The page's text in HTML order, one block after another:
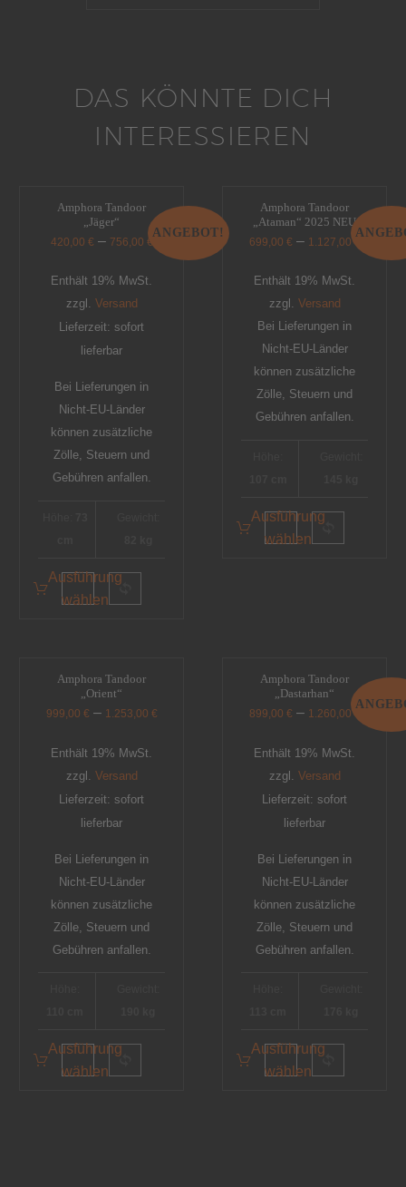
DAS KÖNNTE DICH
INTERESSIEREN
ANGEBOT!
Amphora Tandoor
„Jäger“
420,00 € – 756,00 €
Enthält 19% MwSt.
zzgl. Versand
Lieferzeit: sofort
lieferbar
Bei Lieferungen in
Nicht-EU-Länder
können zusätzliche
Zölle, Steuern und
Gebühren anfallen.
Ausführung
wählen
Amphora Tandoor
„Ataman“ 2025 NEU
699,00 € – 1.127,00€
Enthält 19% MwSt.
zzgl. Versand
Bei Lieferungen in
Nicht-EU-Länder
können zusätzliche
Zölle, Steuern und
Gebühren anfallen.
Ausführung
wählen
Amphora Tandoor
„Orient“
999,00 € – 1.253,00 €
Enthält 19% MwSt.
zzgl. Versand
Lieferzeit: sofort
lieferbar
Bei Lieferungen in
Nicht-EU-Länder
können zusätzliche
Zölle, Steuern und
Gebühren anfallen.
Ausführung
wählen
Amphora Tandoor
„Dastarhan“
899,00 € – 1.260,00€
Enthält 19% MwSt.
zzgl. Versand
Lieferzeit: sofort
lieferbar
Bei Lieferungen in
Nicht-EU-Länder
können zusätzliche
Zölle, Steuern und
Gebühren anfallen.
Ausführung
wählen